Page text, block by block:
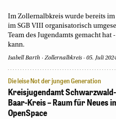
Im Zollernalbkreis wurde bereits
im SGB VIII organisatorisch
Team des Jugendamts gemacht
kann.
Isabell Barth Zollernalbkreis 05. Juli
Die leise Not der jungen Generation
Kreisjugendamt Schwarzwald-
Baar-Kreis – Raum für Neues
OpenSpace